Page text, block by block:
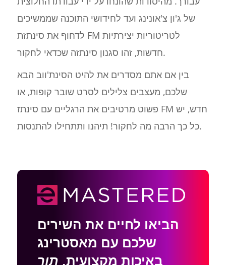
של ג'ון צ'אונינג ועד לחידושי התוכנה שממשיכים
לדחוף את סינתזת FM לטריטוריות יצירתיות
חדשות, זהו סגנון סינתזה שכדאי לחקור.
בין אם אתם מסדרים את להיט הסינת'ווב הבא
שלכם, מעצבים צלילים לסרט שובר קופות, או
פשוט מרטיבים את הרגליים עם סינתז FM חדש, יש
כל כך הרבה מה לחקור! תיהנו ותתחילו להתנסות.
הביאו לחיים את השירים
שלכם עם מאסטרינג
באיכות מקצועית, תוך